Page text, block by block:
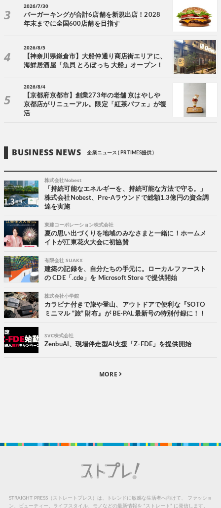
2026/7/30
バーガーキングが合計6店舗を新規出店！2028
年末までに全国600店舗を目指す
2026/8/5
【神奈川県鎌倉市】大船仲通り商店街エリアに、
海鮮居酒屋「魚貝 とろぼっち 大船」オープン！
2026/8/4
【京都府京都市】創業273年の老舗 京はやしや
京都店がリニューアル。限定「紅茶パフェ」が復
活
BUSINESS NEWS 企業ニュース ( PR TIMES提供 )
株式会社Nobest
「持続可能なエネルギーを、持続可能な方法で守る。」
株式会社Nobest、Pre-Aラウンドで総額1.3億円の資金調
達を実施
東建コーポレーション株式会社
夏の思い出づくりを地域のみなさまと一緒に！ホームメ
イトが江東花火大会に初協賛
有限会社 SUAKX
建築の記録を、自分たちの手元に。ローカルファースト
の CDE「.cde」を Microsoft Store で提供開始
株式会社小学館
カラビナ付きで旅や登山、アウトドアで便利な『SOTO
ミニマル “旅” 財布』が BE-PAL最新号の特別付録に！！
SVC株式会社
ZenbuAI、現場伴走型AI支援「Z-FDE」を提供開始
MORE
STRAIGHT PRESS（ストレートプレス）は、トレンドに敏感な生活者へ向けて、
ファッショ
ン、ビューティー、ライフスタイル、モノなどの最新情報を “ストレート” に発信します。